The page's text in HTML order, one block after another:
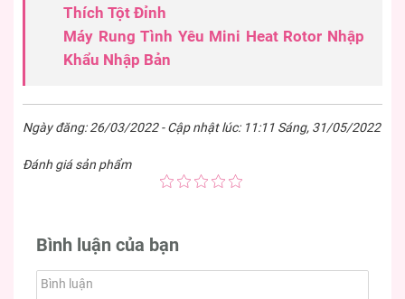
Thích Tột Đỉnh
Máy Rung Tình Yêu Mini Heat Rotor Nhập
Khẩu Nhập Bản
Ngày đăng: 26/03/2022 - Cập nhật lúc: 11:11 Sáng, 31/05/2022
Đánh giá sản phẩm
Bình luận của bạn